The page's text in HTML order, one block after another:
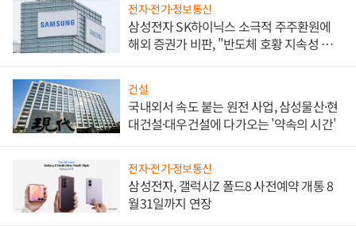
전자·전기·정보통신
삼성전자 SK하이닉스 소극적 주주환원에
해외 증권가 비판, "반도체 호황 지속성 의
건설
국내외서 속도 붙는 원전 사업, 삼성물산·현
대건설·대우건설에 다가오는 '약속의 시간'
전자·전기·정보통신
삼성전자, 갤럭시Z 폴드8 사전예약 개통 8
월31일까지 연장